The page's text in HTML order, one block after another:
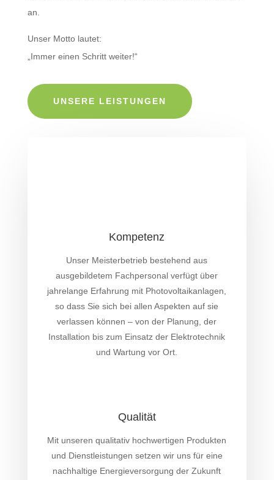
an.
Unser Motto lautet:
„Immer einen Schritt weiter!“
UNSERE LEISTUNGEN
Kompetenz
Unser Meisterbetrieb bestehend aus
ausgebildetem Fachpersonal verfügt über
jahrelange Erfahrung mit Photovoltaikanlagen,
so dass Sie sich bei allen Aspekten auf sie
verlassen können – von der Planung, der
Installation bis zum Einsatz der Elektrotechnik
und Wartung vor Ort.
Qualität
Mit unseren qualitativ hochwertigen Produkten
und Dienstleistungen setzen wir uns für eine
nachhaltige Energieversorgung der Zukunft